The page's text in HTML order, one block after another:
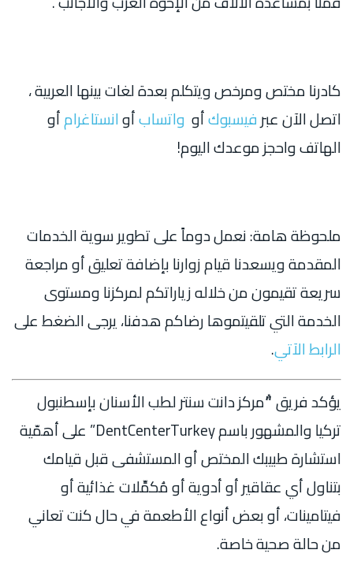
كادرنا مختص ومرخص ويتكلم بعدة لغات بينها العربية ،
اتصل الآن عبرفيسبوكأو واتسابأوانستاغرامأو
الهاتف واحجز موعدك اليوم!
ملحوظة هامة: نعمل دوماً على تطوير سوية الخدمات
المقدمة ويسعدنا قيام زوارنا بإضافة تعليق أو مراجعة
سريعة تقيمون من خلاله زياراتكم لمركزنا ومستوى
الخدمة التي تلقيتموها رضاكم هدفنا، يرجى الضغط على
الرابط الآتي.
يؤكد فريق “ٌمركز دانت سنتر لطب الأسنان بإسطنبول
تركيا والمشهور باسم DentCenterTurkey” على أهمّية
استشارة طبيبك المختص أو المستشفى قبل قيامك
بتناول أي عقاقير أو أدوية أو مُكمِّلات غذائية أو
فيتامينات، أو بعض أنواع الأطعمة في حال كنت تعاني
من حالة صحية خاصة.